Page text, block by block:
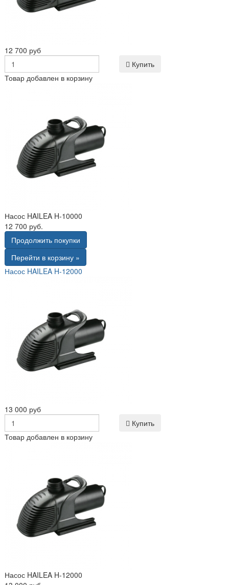
12 700 руб
Купить
Товар добавлен в корзину
Насос HAILEA H-10000
12 700 руб.
Продолжить покупки
Перейти в корзину »
Насос HAILEA H-12000
13 000 руб
Купить
Товар добавлен в корзину
Насос HAILEA H-12000